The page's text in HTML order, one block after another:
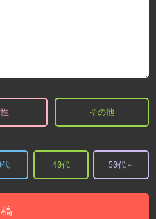
その他
40代 50代～